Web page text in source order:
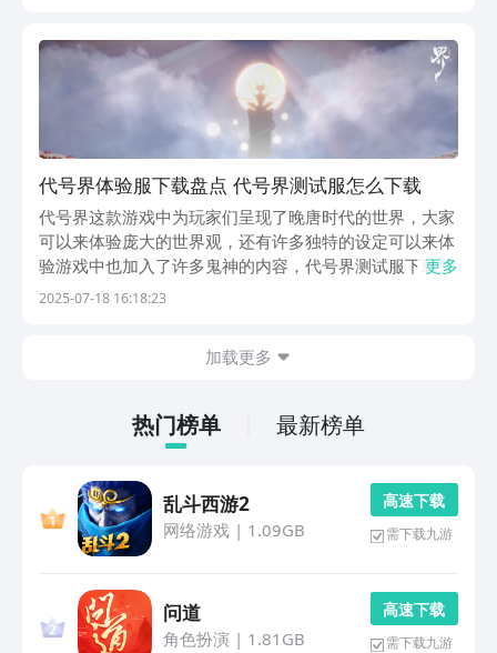
险...
代号界体验服下载盘点 代号界测试服怎么下载
代号界这款游戏中为玩家们呈现了晚唐时代的世界，大家
可以来体验庞大的世界观，还有许多独特的设定可以来体
验游戏中也加入了许多鬼神的内容，代号界测试服下载介
绍，这款游戏中，玩家们可以体验到冒险叙事的内容，还
更多
2025-07-18 16:18:23
加载更多
热门榜单 最新榜单
乱斗西游2
网络游戏| 1.09GB
高 速 下 载
需下载九游
问道
角色扮演 | 1.81GB
高 速 下 载
需下载九游